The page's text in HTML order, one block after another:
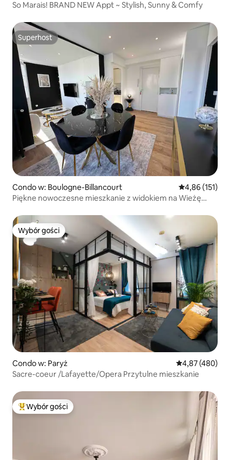
So Marais! BRAND NEW Appt ~ Stylish, Sunny & Comfy
Superhost
Superhost
Condo w: Boulogne-Billancourt Średnia
4,86 (151)
Piękne nowoczesne mieszkanie z widokiem na Wieżę
Wybór gości
Wybór gości
Condo w: Paryż Średnia
4,87 (480)
Sacre-coeur /Lafayette/Opera Przytulne mieszkanie
Najpopularniejsze z kategorii Wybór gości
Wybór gości